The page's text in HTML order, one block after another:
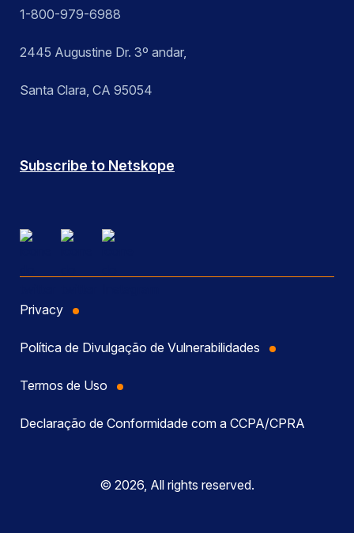
1-800-979-6988
2445 Augustine Dr. 3º andar,
Santa Clara, CA 95054
Subscribe to Netskope
Privacy
Política de Divulgação de Vulnerabilidades
Termos de Uso
Declaração de Conformidade com a CCPA/CPRA
© 2026, All rights reserved.